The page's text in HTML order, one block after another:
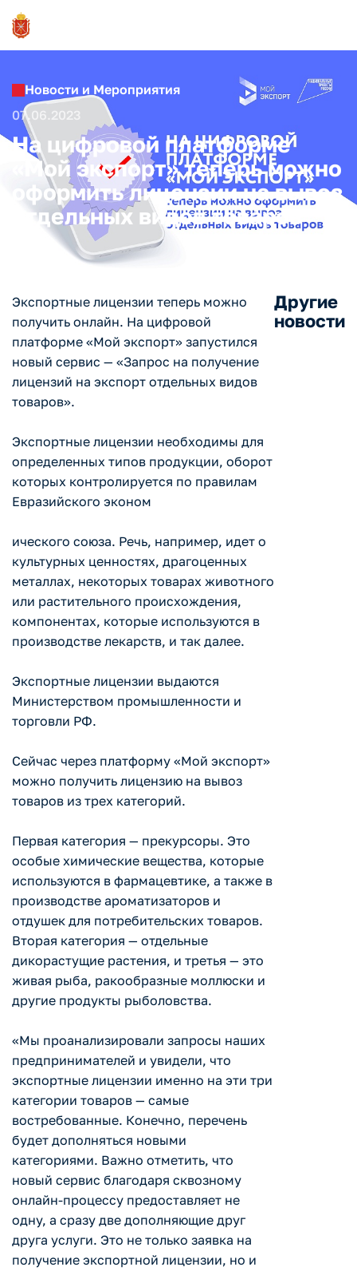
Новости и Мероприятия
07.06.2023
На цифровой платформе
«Мой экспорт» теперь можно
оформить лицензии на вывоз
отдельных видов товаров
Экспортные лицензии теперь можно
получить онлайн. На цифровой
платформе «Мой экспорт» запустился
новый сервис — «Запрос на получение
лицензий на экспорт отдельных видов
товаров».
Экспортные лицензии необходимы для
определенных типов продукции, оборот
которых контролируется по правилам
Евразийского эконом
ического союза. Речь, например, идет о
культурных ценностях, драгоценных
металлах, некоторых товарах животного
или растительного происхождения,
компонентах, которые используются в
производстве лекарств, и так далее.
Экспортные лицензии выдаются
Министерством промышленности и
торговли РФ.
Сейчас через платформу «Мой экспорт»
можно получить лицензию на вывоз
товаров из трех категорий.
Первая категория — прекурсоры. Это
особые химические вещества, которые
используются в фармацевтике, а также в
производстве ароматизаторов и
отдушек для потребительских товаров.
Вторая категория — отдельные
дикорастущие растения, и третья — это
живая рыба, ракообразные моллюски и
другие продукты рыболовства.
«Мы проанализировали запросы наших
предпринимателей и увидели, что
экспортные лицензии именно на эти три
категории товаров — самые
востребованные. Конечно, перечень
будет дополняться новыми
категориями. Важно отметить, что
новый сервис благодаря сквозному
онлайн-процессу предоставляет не
одну, а сразу две дополняющие друг
друга услуги. Это не только заявка на
получение экспортной лицензии, но и
Другие
новости